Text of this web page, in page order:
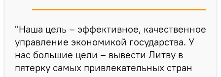
"Наша цель – эффективное, качественное
управление экономикой государства. У
нас большие цели – вывести Литву в
пятерку самых привлекательных стран